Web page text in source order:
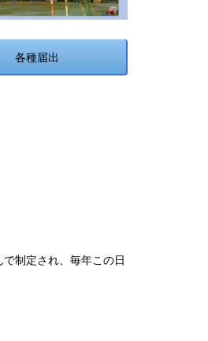
各種届出
制定され、毎年この日